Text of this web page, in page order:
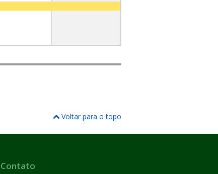
Voltar para o topo
Contato